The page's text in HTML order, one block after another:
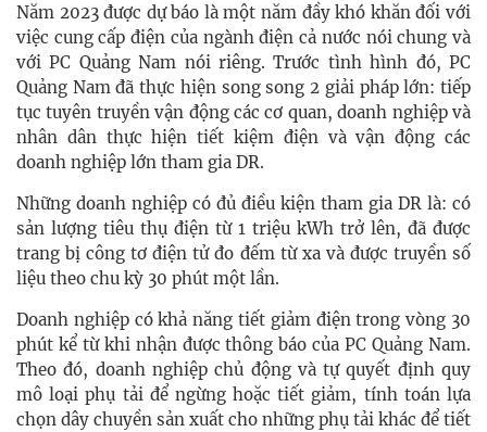
Năm 2023 được dự báo là một năm đầy khó khăn đối với
việc cung cấp điện của ngành điện cả nước nói chung và
với PC Quảng Nam nói riêng. Trước tình hình đó, PC
Quảng Nam đã thực hiện song song 2 giải pháp lớn: tiếp
tục tuyên truyền vận động các cơ quan, doanh nghiệp và
nhân dân thực hiện tiết kiệm điện và vận động các
doanh nghiệp lớn tham gia DR.
Những doanh nghiệp có đủ điều kiện tham gia DR là: có
sản lượng tiêu thụ điện từ 1 triệu kWh trở lên, đã được
trang bị công tơ điện tử đo đếm từ xa và được truyền số
liệu theo chu kỳ 30 phút một lần.
Doanh nghiệp có khả năng tiết giảm điện trong vòng 30
phút kể từ khi nhận được thông báo của PC Quảng Nam.
Theo đó, doanh nghiệp chủ động và tự quyết định quy
mô loại phụ tải để ngừng hoặc tiết giảm, tính toán lựa
chọn dây chuyền sản xuất cho những phụ tải khác để tiết